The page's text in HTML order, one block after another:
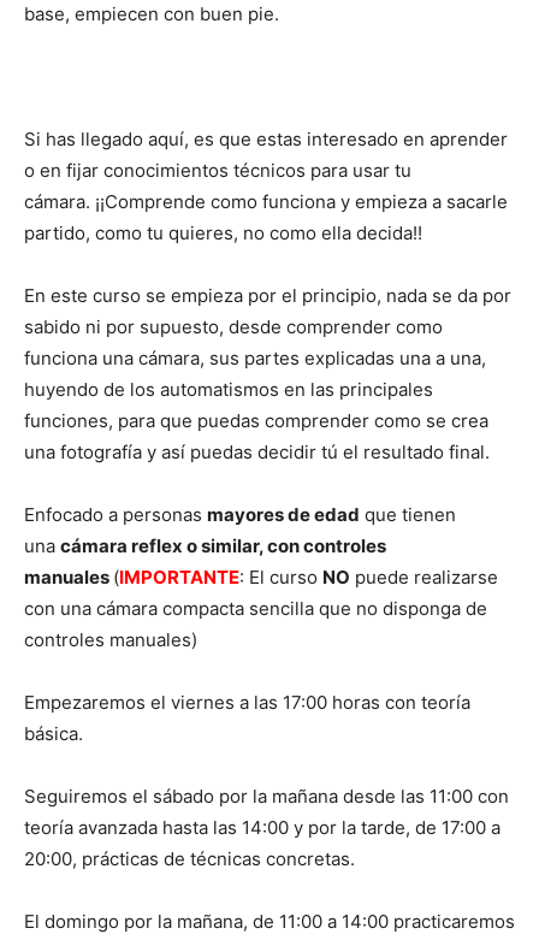
base, empiecen con buen pie.
Si has llegado aquí, es que estas interesado en aprender
o en fijar conocimientos técnicos para usar tu
cámara. ¡¡Comprende como funciona y empieza a sacarle
partido, como tu quieres, no como ella decida!!
En este curso se empieza por el principio, nada se da por
sabido ni por supuesto, desde comprender como
funciona una cámara, sus partes explicadas una a una,
huyendo de los automatismos en las principales
funciones, para que puedas comprender como se crea
una fotografía y así puedas decidir tú el resultado final.
Enfocado a personas mayores de edad que tienen
una cámara reflex o similar, con controles
manuales (IMPORTANTE: El curso NO puede realizarse
con una cámara compacta sencilla que no disponga de
controles manuales)
Empezaremos el viernes a las 17:00 horas con teoría
básica.
Seguiremos el sábado por la mañana desde las 11:00 con
teoría avanzada hasta las 14:00 y por la tarde, de 17:00 a
20:00, prácticas de técnicas concretas.
El domingo por la mañana, de 11:00 a 14:00 practicaremos